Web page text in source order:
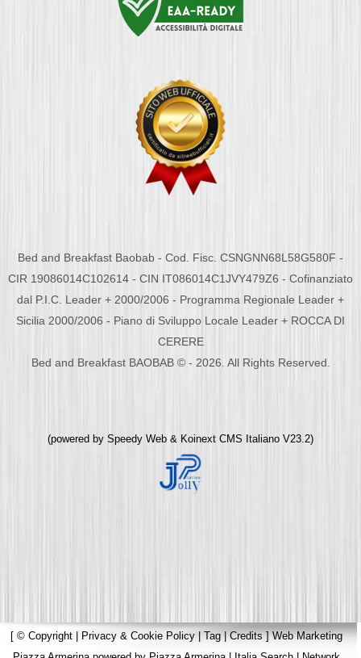
Bed and Breakfast Baobab - Cod. Fisc. CSNGNN68L58G580F -
CIR 19086014C102614 - CIN IT086014C1JVY479Z6 - Cofinanziato
dal P.I.C. Leader + 2000/2006 - Programma Regionale Leader +
Sicilia 2000/2006 - Piano di Sviluppo Locale Leader + ROCCA DI
CERERE
Bed and Breakfast BAOBAB © - 2026. All Rights Reserved.
(powered by Speedy Web & Koinext CMS Italiano V23.2)
[ © Copyright | Privacy & Cookie Policy | Tag|Credits]Web Marketing